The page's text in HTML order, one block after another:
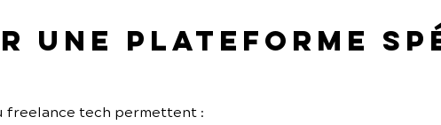
une plateforme
freelance tech permettent :